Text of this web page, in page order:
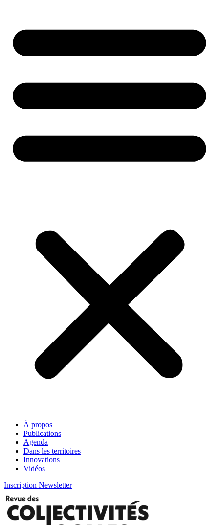
À propos
Publications
Agenda
Dans les territoires
Innovations
Vidéos
Inscription Newsletter